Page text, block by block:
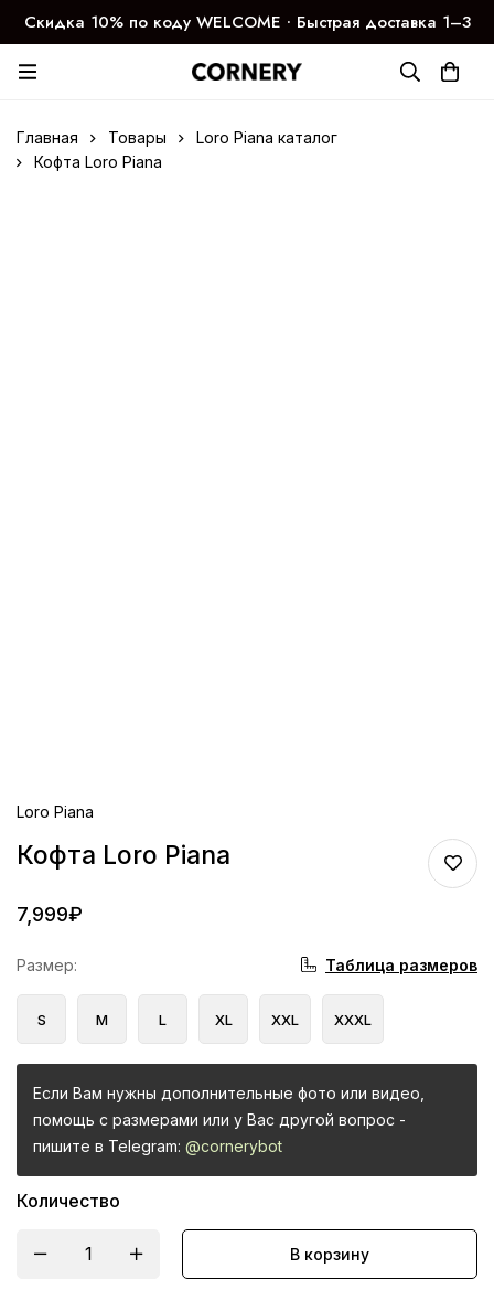
Скидка 10% по коду WELCOME ∙ Быстрая доставка 1–3
дня
Главная Товары
Loro Piana каталог
Кофта Loro Piana
Loro Piana
Кофта Loro Piana
7,999₽
Размер: Таблица размеров
S M L XL XXL XXXL
Если Вам нужны дополнительные фото или видео,
помощь с размерами или у Вас другой вопрос -
пишите в Telegram: @cornerybot
Количество
В корзину